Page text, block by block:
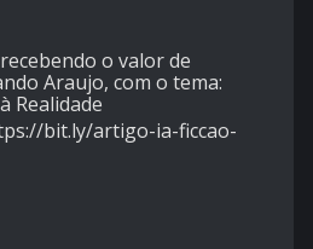
o valor de
Araujo, com o tema:
Realidade
bit.ly/artigo-ia-ficcao-